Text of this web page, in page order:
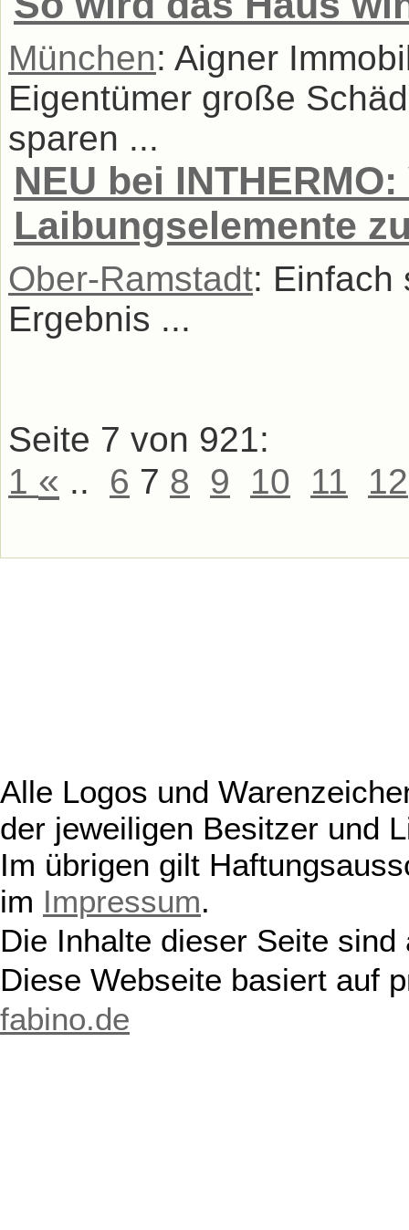
München: Aigner
Eigentümer große
sparen ...
NEU bei
Laibungselemente
Ober-Ramstadt: Einfach
Ergebnis ...
Seite 7 von 921:
1 « .. 6 7 8 9 10 11 12
Alle Logos und
der jeweiligen Besitzer und
Im übrigen gilt
im Impressum.
Die Inhalte dieser Seite
Diese Webseite basiert auf
fabino.de